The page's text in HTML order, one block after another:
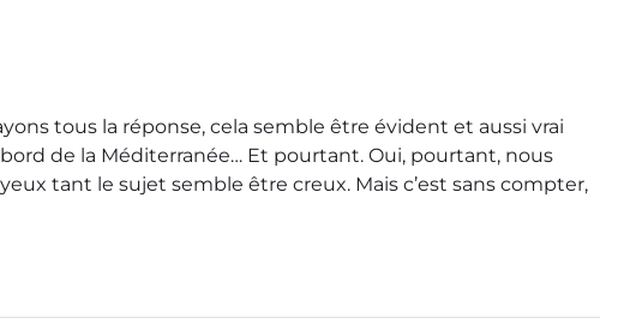
tous la réponse, cela semble être évident et aussi vrai
de la Méditerranée… Et pourtant. Oui, pourtant, nous
tant le sujet semble être creux. Mais c’est sans compter,